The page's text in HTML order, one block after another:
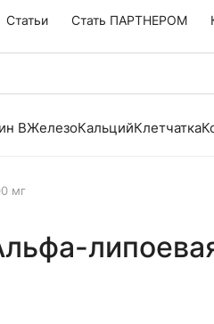
Статьи Стать ПАРТНЕРОМ
BЖелезоКальцийКлетчатка
мг